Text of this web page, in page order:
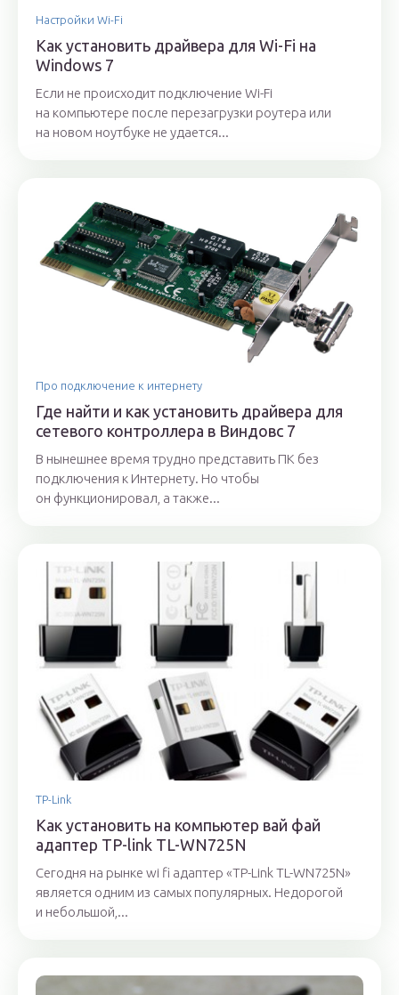
Настройки Wi-Fi
Как установить драйвера для Wi-Fi на
Windows 7
Если не происходит подключение Wi-Fi
на компьютере после перезагрузки роутера или
на новом ноутбуке не удается...
Про подключение к интернету
Где найти и как установить драйвера для
сетевого контроллера в Виндовс 7
В нынешнее время трудно представить ПК без
подключения к Интернету. Но чтобы
он функционировал, а также...
TP-Link
Как установить на компьютер вай фай
адаптер TP-link TL-WN725N
Сегодня на рынке wi fi адаптер «TP-Link TL-WN725N»
является одним из самых популярных. Недорогой
и небольшой,...